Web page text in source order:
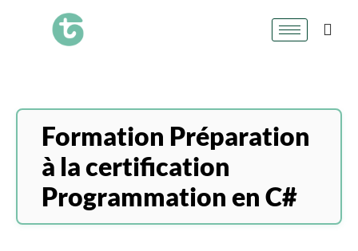
Formation Préparation
à la certification
Programmation en C#